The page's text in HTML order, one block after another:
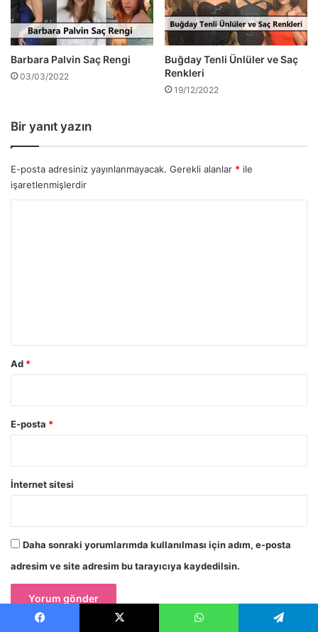
Barbara Palvin Saç Rengi
03/03/2022
Buğday Tenli Ünlüler ve Saç
Renkleri
19/12/2022
Bir yanıt yazın
E-posta adresiniz yayınlanmayacak. Gerekli alanlar * ile
işaretlenmişlerdir
Ad *
E-posta *
İnternet sitesi
Daha sonraki yorumlarımda kullanılması için adım, e-posta
adresim ve site adresim bu tarayıcıya kaydedilsin.